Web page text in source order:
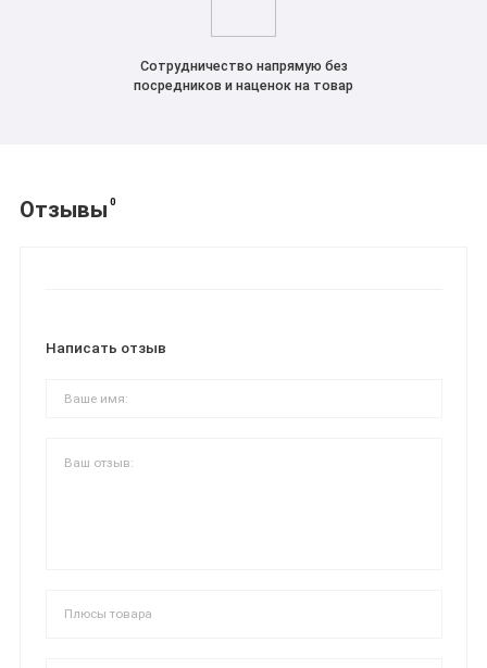
Сотрудничество напрямую без
посредников и наценок на товар
Отзывы 0
Написать отзыв